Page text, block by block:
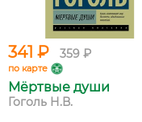
341 ₽ 359 ₽
по карте
Мёртвые души
Гоголь Н.В.